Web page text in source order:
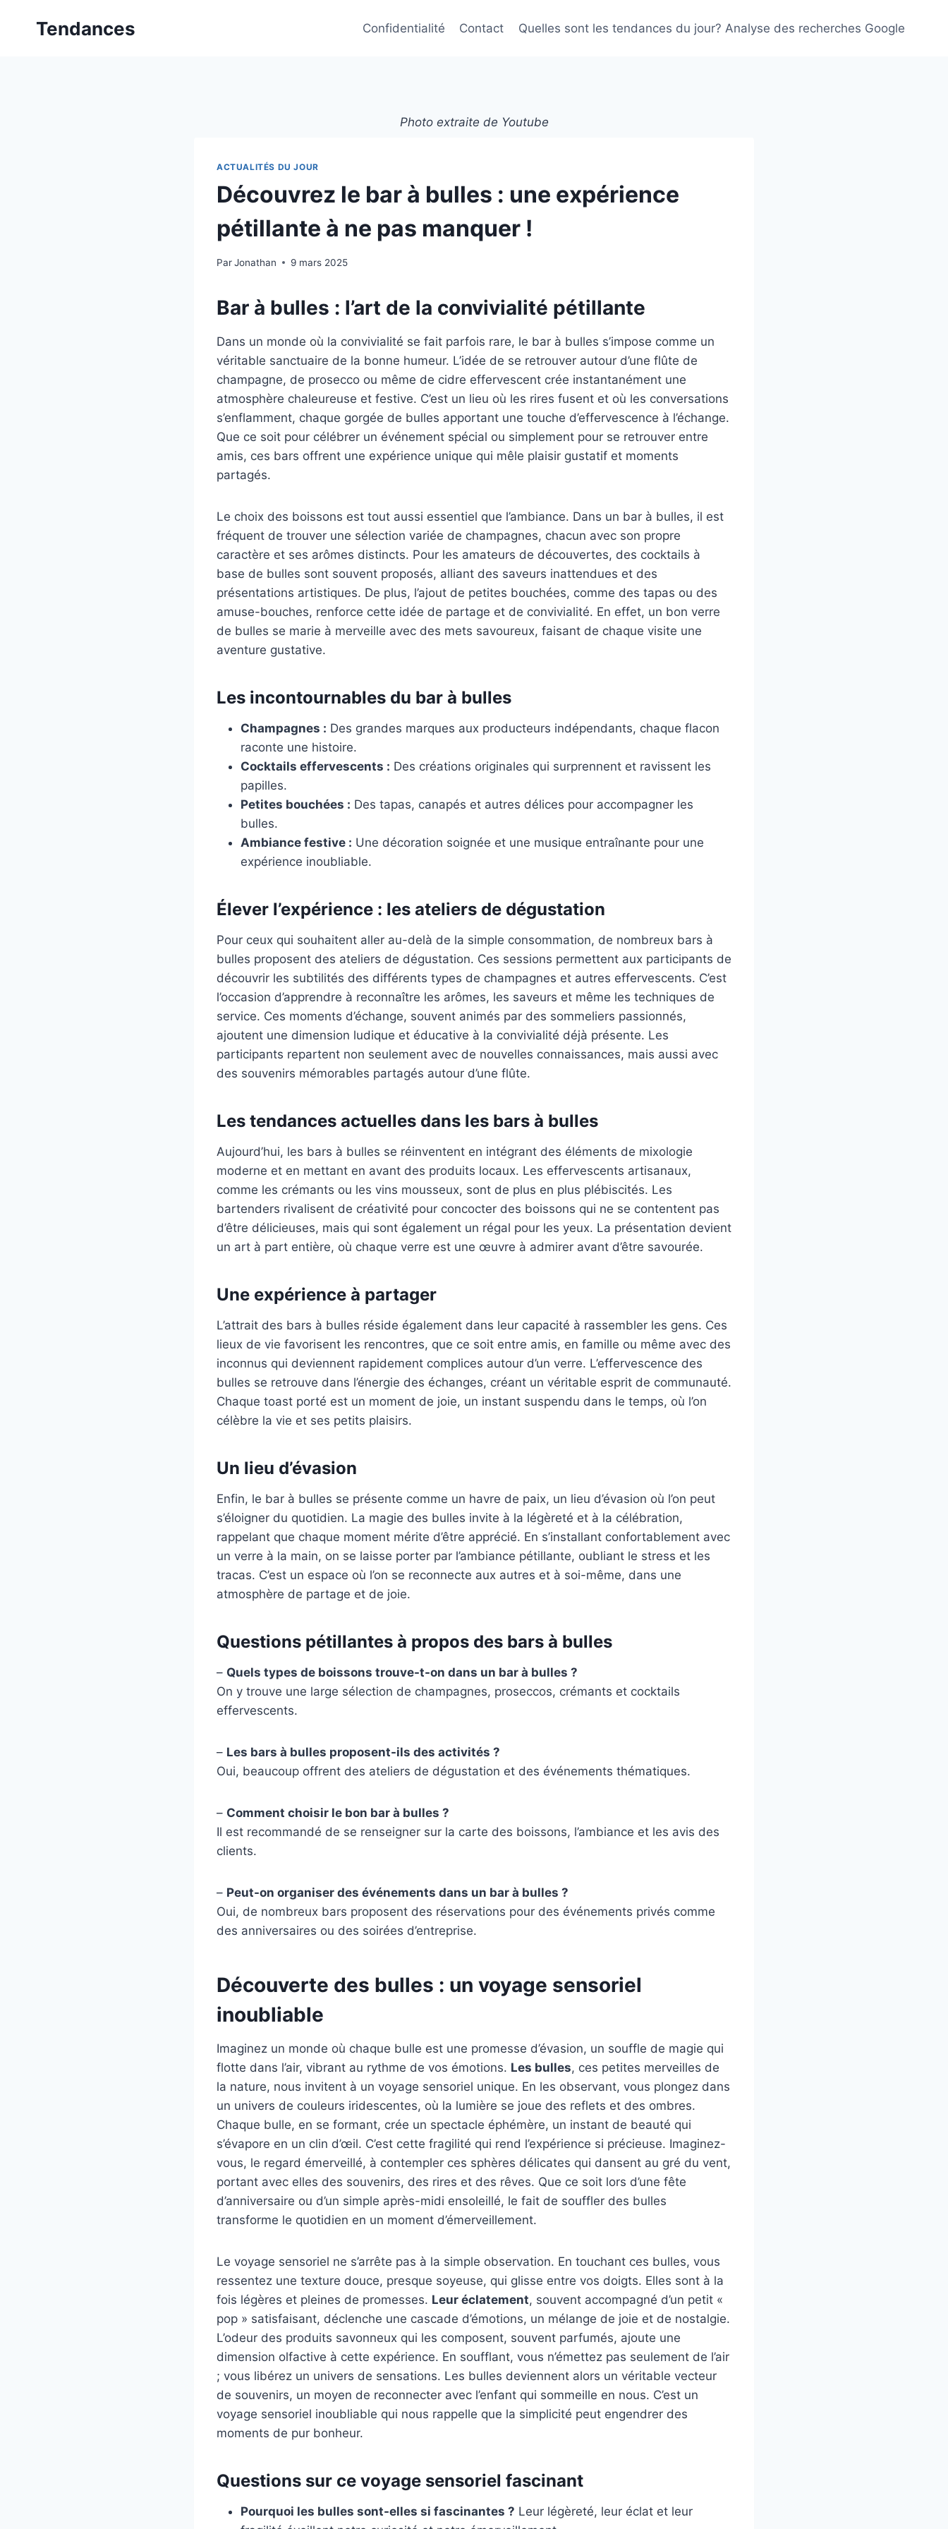
Tendances Confidentialité Contact Quelles sont les tendances du jour? Analyse des recherches Google
Photo extraite de Youtube
ACTUALITÉS DU JOUR
Découvrez le bar à bulles : une expérience
pétillante à ne pas manquer !
ParJonathan 9 mars 2025
Bar à bulles : l’art de la convivialité pétillante
Dans un monde où la convivialité se fait parfois rare, le bar à bulles s’impose comme un
véritable sanctuaire de la bonne humeur. L’idée de se retrouver autour d’une flûte de
champagne, de prosecco ou même de cidre effervescent crée instantanément une
atmosphère chaleureuse et festive. C’est un lieu où les rires fusent et où les conversations
s’enflamment, chaque gorgée de bulles apportant une touche d’effervescence à l’échange.
Que ce soit pour célébrer un événement spécial ou simplement pour se retrouver entre
amis, ces bars offrent une expérience unique qui mêle plaisir gustatif et moments
partagés.
Le choix des boissons est tout aussi essentiel que l’ambiance. Dans un bar à bulles, il est
fréquent de trouver une sélection variée de champagnes, chacun avec son propre
caractère et ses arômes distincts. Pour les amateurs de découvertes, des cocktails à
base de bulles sont souvent proposés, alliant des saveurs inattendues et des
présentations artistiques. De plus, l’ajout de petites bouchées, comme des tapas ou des
amuse-bouches, renforce cette idée de partage et de convivialité. En effet, un bon verre
de bulles se marie à merveille avec des mets savoureux, faisant de chaque visite une
aventure gustative.
Les incontournables du bar à bulles
Champagnes : Des grandes marques aux producteurs indépendants, chaque flacon
raconte une histoire.
Cocktails effervescents : Des créations originales qui surprennent et ravissent les
papilles.
Petites bouchées : Des tapas, canapés et autres délices pour accompagner les
bulles.
Ambiance festive : Une décoration soignée et une musique entraînante pour une
expérience inoubliable.
Élever l’expérience : les ateliers de dégustation
Pour ceux qui souhaitent aller au-delà de la simple consommation, de nombreux bars à
bulles proposent des ateliers de dégustation. Ces sessions permettent aux participants de
découvrir les subtilités des différents types de champagnes et autres effervescents. C’est
l’occasion d’apprendre à reconnaître les arômes, les saveurs et même les techniques de
service. Ces moments d’échange, souvent animés par des sommeliers passionnés,
ajoutent une dimension ludique et éducative à la convivialité déjà présente. Les
participants repartent non seulement avec de nouvelles connaissances, mais aussi avec
des souvenirs mémorables partagés autour d’une flûte.
Les tendances actuelles dans les bars à bulles
Aujourd’hui, les bars à bulles se réinventent en intégrant des éléments de mixologie
moderne et en mettant en avant des produits locaux. Les effervescents artisanaux,
comme les crémants ou les vins mousseux, sont de plus en plus plébiscités. Les
bartenders rivalisent de créativité pour concocter des boissons qui ne se contentent pas
d’être délicieuses, mais qui sont également un régal pour les yeux. La présentation devient
un art à part entière, où chaque verre est une œuvre à admirer avant d’être savourée.
Une expérience à partager
L’attrait des bars à bulles réside également dans leur capacité à rassembler les gens. Ces
lieux de vie favorisent les rencontres, que ce soit entre amis, en famille ou même avec des
inconnus qui deviennent rapidement complices autour d’un verre. L’effervescence des
bulles se retrouve dans l’énergie des échanges, créant un véritable esprit de communauté.
Chaque toast porté est un moment de joie, un instant suspendu dans le temps, où l’on
célèbre la vie et ses petits plaisirs.
Un lieu d’évasion
Enfin, le bar à bulles se présente comme un havre de paix, un lieu d’évasion où l’on peut
s’éloigner du quotidien. La magie des bulles invite à la légèreté et à la célébration,
rappelant que chaque moment mérite d’être apprécié. En s’installant confortablement avec
un verre à la main, on se laisse porter par l’ambiance pétillante, oubliant le stress et les
tracas. C’est un espace où l’on se reconnecte aux autres et à soi-même, dans une
atmosphère de partage et de joie.
Questions pétillantes à propos des bars à bulles
– Quels types de boissons trouve-t-on dans un bar à bulles ?
On y trouve une large sélection de champagnes, proseccos, crémants et cocktails
effervescents.
– Les bars à bulles proposent-ils des activités ?
Oui, beaucoup offrent des ateliers de dégustation et des événements thématiques.
– Comment choisir le bon bar à bulles ?
Il est recommandé de se renseigner sur la carte des boissons, l’ambiance et les avis des
clients.
– Peut-on organiser des événements dans un bar à bulles ?
Oui, de nombreux bars proposent des réservations pour des événements privés comme
des anniversaires ou des soirées d’entreprise.
Découverte des bulles : un voyage sensoriel
inoubliable
Imaginez un monde où chaque bulle est une promesse d’évasion, un souffle de magie qui
flotte dans l’air, vibrant au rythme de vos émotions. Les bulles, ces petites merveilles de
la nature, nous invitent à un voyage sensoriel unique. En les observant, vous plongez dans
un univers de couleurs iridescentes, où la lumière se joue des reflets et des ombres.
Chaque bulle, en se formant, crée un spectacle éphémère, un instant de beauté qui
s’évapore en un clin d’œil. C’est cette fragilité qui rend l’expérience si précieuse. Imaginez-
vous, le regard émerveillé, à contempler ces sphères délicates qui dansent au gré du vent,
portant avec elles des souvenirs, des rires et des rêves. Que ce soit lors d’une fête
d’anniversaire ou d’un simple après-midi ensoleillé, le fait de souffler des bulles
transforme le quotidien en un moment d’émerveillement.
Le voyage sensoriel ne s’arrête pas à la simple observation. En touchant ces bulles, vous
ressentez une texture douce, presque soyeuse, qui glisse entre vos doigts. Elles sont à la
fois légères et pleines de promesses. Leur éclatement, souvent accompagné d’un petit «
pop » satisfaisant, déclenche une cascade d’émotions, un mélange de joie et de nostalgie.
L’odeur des produits savonneux qui les composent, souvent parfumés, ajoute une
dimension olfactive à cette expérience. En soufflant, vous n’émettez pas seulement de l’air
; vous libérez un univers de sensations. Les bulles deviennent alors un véritable vecteur
de souvenirs, un moyen de reconnecter avec l’enfant qui sommeille en nous. C’est un
voyage sensoriel inoubliable qui nous rappelle que la simplicité peut engendrer des
moments de pur bonheur.
Questions sur ce voyage sensoriel fascinant
Pourquoi les bulles sont-elles si fascinantes ? Leur légèreté, leur éclat et leur